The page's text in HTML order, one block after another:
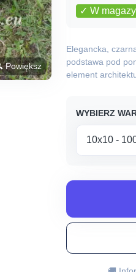
Powiększ
✓ W
Elegancka,
podstawa pod
element
WYBIERZ